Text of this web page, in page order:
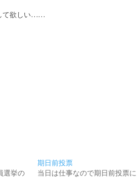
て欲しい……
選挙の
期日前投票
当日は仕事なので期日前投票に